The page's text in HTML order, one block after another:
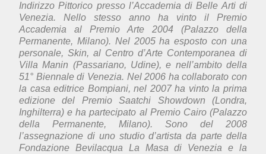
Indirizzo Pittorico presso l’Accademia di Belle Arti di
Venezia. Nello stesso anno ha vinto il Premio
Accademia al Premio Arte 2004 (Palazzo della
Permanente, Milano). Nel 2005 ha esposto con una
personale, Skin, al Centro d’Arte Contemporanea di
Villa Manin (Passariano, Udine), e nell’ambito della
51° Biennale di Venezia. Nel 2006 ha collaborato con
la casa editrice Bompiani, nel 2007 ha vinto la prima
edizione del Premio Saatchi Showdown (Londra,
Inghilterra) e ha partecipato al Premio Cairo (Palazzo
della Permanente, Milano). Sono del 2008
l’assegnazione di uno studio d’artista da parte della
Fondazione Bevilacqua La Masa di Venezia e la